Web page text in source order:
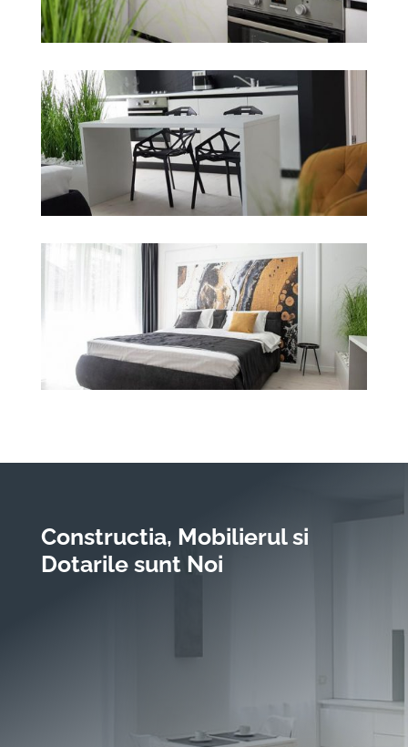
Constructia, Mobilierul si
Dotarile sunt Noi